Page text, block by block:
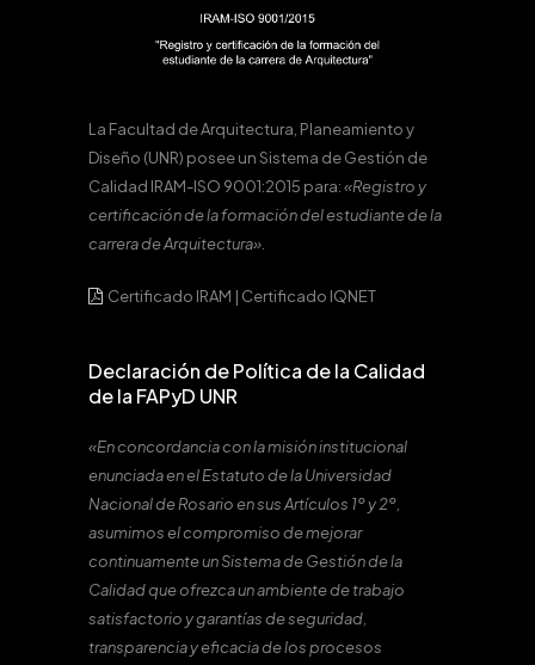
La Facultad de Arquitectura, Planeamiento y
Diseño (UNR) posee un Sistema de Gestión de
Calidad IRAM-ISO 9001:2015 para:«Registro y
certificación de la formación del estudiante de la
carrera de Arquitectura».
Certificado IRAM | Certificado IQNET
Declaración de Política de la Calidad
de la FAPyD UNR
«En concordancia con la misión institucional
enunciada en el Estatuto de la Universidad
Nacional de Rosario en sus Artículos 1º y 2º,
asumimos el compromiso de mejorar
continuamente un Sistema de Gestión de la
Calidad que ofrezca un ambiente de trabajo
satisfactorio y garantías de seguridad,
transparencia y eficacia de los procesos